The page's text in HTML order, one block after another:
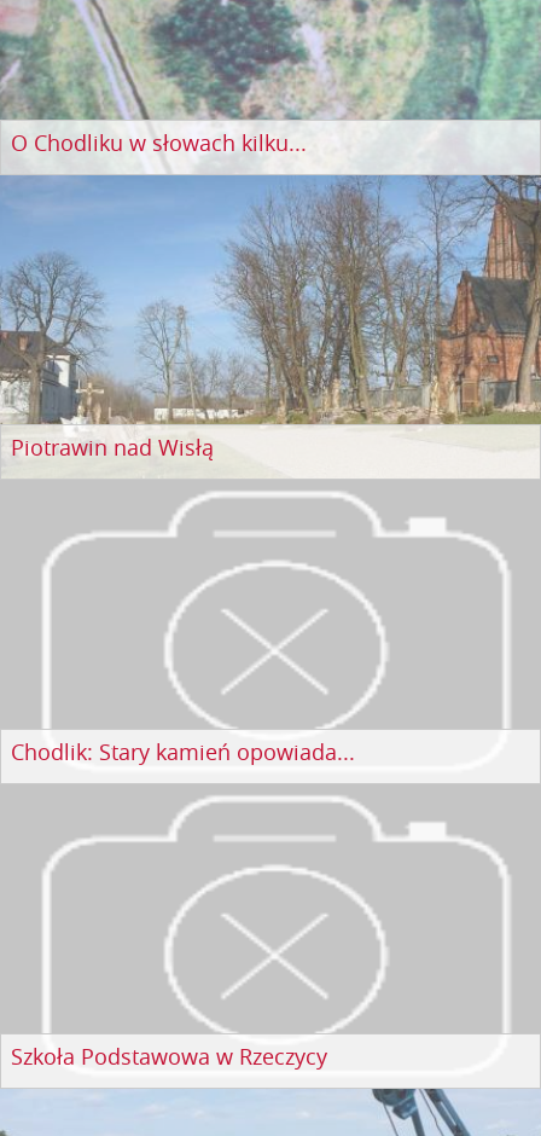
O Chodliku w słowach kilku...
Piotrawin nad Wisłą
Chodlik: Stary kamień opowiada...
Szkoła Podstawowa w Rzeczycy